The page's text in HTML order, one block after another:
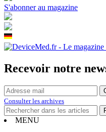
S'abonner au magazine
Recevoir notre
Consulter les archives
MENU